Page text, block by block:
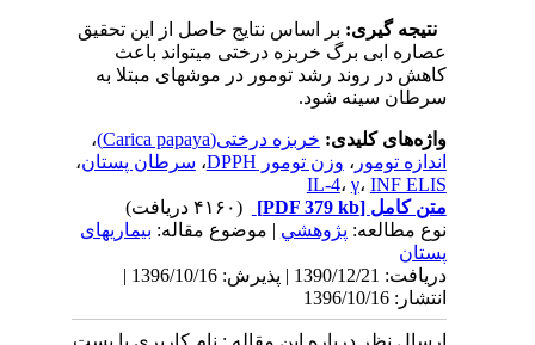
نتیجه گیری:بر اساس نتایج حاصل از این تحقیق
عصاره ابی برگ خربزه درختی میتواند باعث
کاهش در روند رشد تومور در موشهای مبتلا به
سرطان سینه شود.
واژه‌های کلیدی:خربزه درختی(Carica papaya)
،
اندازه تومور، وزن تومور DPPH ،سرطان پستان،
IL-4، γ،INF ELIS
متن کامل[PDF 379 kb]
نوع مطالعه:پژوهشي| موضوع مقاله:بیماریهای
پستان
دریافت: 1390/12/21 | پذیرش: 1396/10/16 |
انتشار: 1396/10/16